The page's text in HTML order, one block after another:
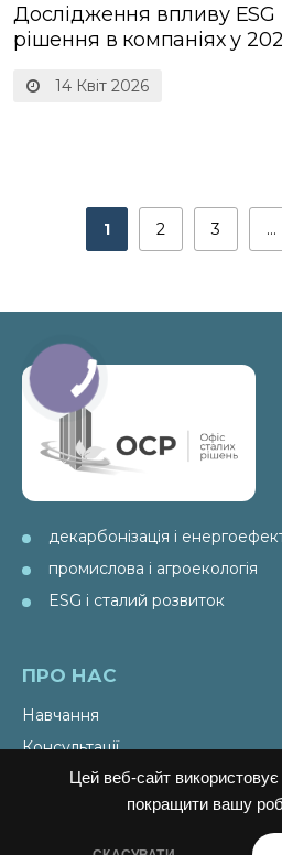
Цей веб-сайт
покращити вашу
14 Квіт 2026
Дослідження впливу ESG
рішення в компаніях у
1 2 3 …
декарбонізація і
промислова і агроекологія
ESG і сталий розвиток
ПРО НАС
Навчання
Консультації
Послуги
Спецпроекти